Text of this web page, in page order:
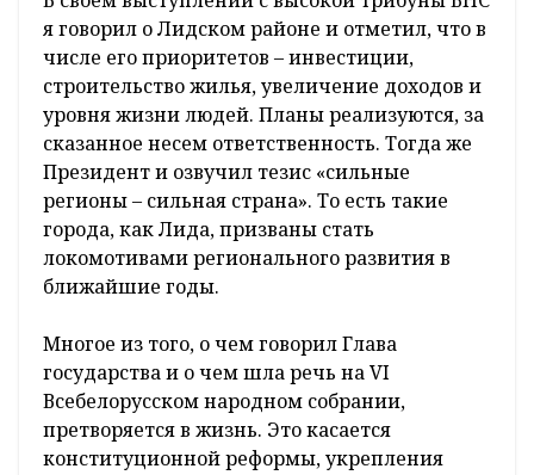
– Мне посчастливилось дважды участвовать
во Всебелорусском народном собрании. Это
большая ответственность и гордость. На
народное вече собираются самые
заинтересованные люди со всей страны,
обсуждаются и принимаются стратегические
решения для дальнейшего развития
государства, расставляются главные
акценты.
В своем выступлении с высокой трибуны ВНС
я говорил о Лидском районе и отметил, что в
числе его приоритетов – инвестиции,
строительство жилья, увеличение доходов и
уровня жизни людей. Планы реализуются, за
сказанное несем ответственность. Тогда же